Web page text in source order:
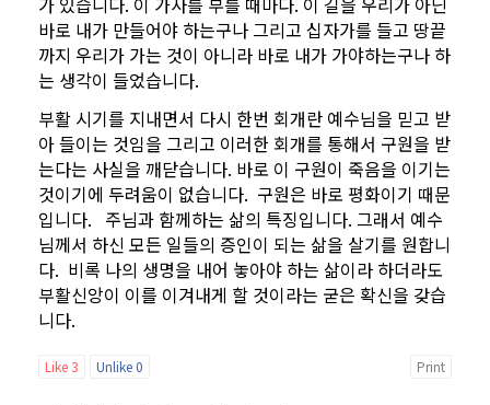
바로 내가 만들어야 하는구나 그리고 십자가를 들고 땅끝
까지 우리가 가는 것이 아니라 바로 내가 가야하는구나 하
는 생각이 들었습니다.
부활 시기를 지내면서 다시 한번 회개란 예수님을 믿고 받
아 들이는 것임을 그리고 이러한 회개를 통해서 구원을 받
는다는 사실을 깨닫습니다. 바로 이 구원이 죽음을 이기는
것이기에 두려움이 없습니다. 구원은 바로 평화이기 때문
입니다. 주님과 함께하는 삶의 특징입니다. 그래서 예수
님께서 하신 모든 일들의 증인이 되는 삶을 살기를 원합니
다. 비록 나의 생명을 내어 놓아야 하는 삶이라 하더라도
부활신앙이 이를 이겨내게 할 것이라는 굳은 확신을 갖습
니다.
Like 3 Unlike0 Print